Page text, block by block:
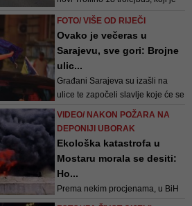
danas obavio prvu testnu vožnju,
FOTO/ VIŠE OD RIJEČI
Ovako je večeras u
Sarajevu, sve gori: Brojne
ulic...
Građani Sarajeva su izašli na
ulice te započeli slavlje koje će se
VIDEO/ NAKON POŽARA NA
DEPONIJI UBORAK
Ekološka katastrofa u
Mostaru morala se desiti:
Ho...
Prema nekim procjenama, u BiH
postoji više od 1.000 divljih